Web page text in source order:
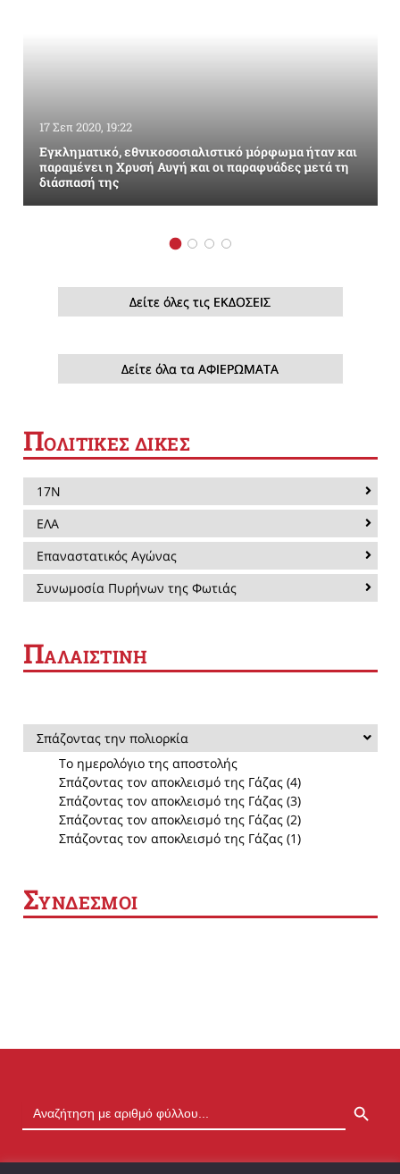
17 Σεπ 2020, 19:22
Εγκληματικό, εθνικοσοσιαλιστικό μόρφωμα ήταν και
παραμένει η Χρυσή Αυγή και οι παραφυάδες μετά τη
διάσπασή της
Δείτε όλες τις ΕΚΔΟΣΕΙΣ
Δείτε όλα τα ΑΦΙΕΡΩΜΑΤΑ
ΠΟΛΙΤΙΚΕΣ ΔΙΚΕΣ
17Ν
ΕΛΑ
Επαναστατικός Αγώνας
Συνωμοσία Πυρήνων της Φωτιάς
ΠΑΛΑΙΣΤΙΝΗ
Σπάζοντας την πολιορκία
Το ημερολόγιο της αποστολής
Σπάζοντας τον αποκλεισμό της Γάζας (4)
Σπάζοντας τον αποκλεισμό της Γάζας (3)
Σπάζοντας τον αποκλεισμό της Γάζας (2)
Σπάζοντας τον αποκλεισμό της Γάζας (1)
ΣΥΝΔΕΣΜΟΙ